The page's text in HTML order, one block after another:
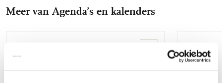
mail
Meer van Agenda’s en kalenders
Toevoegen